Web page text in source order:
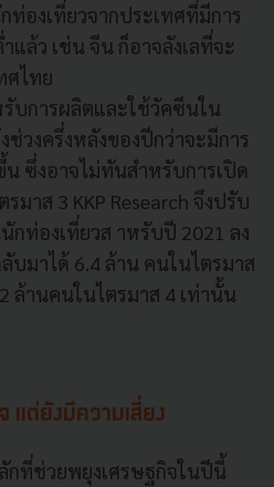
องเที่ยวจากประเทศที่มีการ
แล้ว เช่น จีน ก็อาจลังเลที่จะ
ศไทย
บการผลิตและใช้วัคซีนใน
ช่วงครึ่งหลังของปีกว่าจะมีการ
น ซึ่งอาจไม่ทันสำหรับการเปิด
มาส 3 KKP Research จึงปรับ
กท่องเที่ยวส าหรับปี 2021 ลง
บมาได้ 6.4 ล้าน คนในไตรมาส
ล้านคนในไตรมาส 4 เท่านั้น
แต่ยังมีความเสี่ยง
กที่ช่วยพยุงเศรษฐกิจในปีนี้